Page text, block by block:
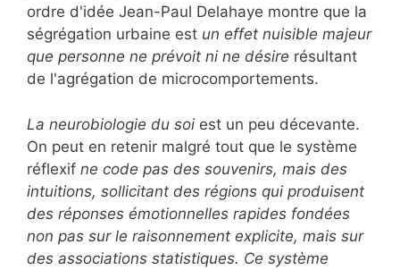
ordre d'idée Jean-Paul Delahaye montre que la
ségrégation urbaine est un effet nuisible majeur
que personne ne prévoit ni ne désire résultant
de l'agrégation de microcomportements.
La neurobiologie du soi est un peu décevante.
On peut en retenir malgré tout que le système
réflexif ne code pas des souvenirs, mais des
intuitions, sollicitant des régions qui produisent
des réponses émotionnelles rapides fondées
non pas sur le raisonnement explicite, mais sur
des associations statistiques. Ce système